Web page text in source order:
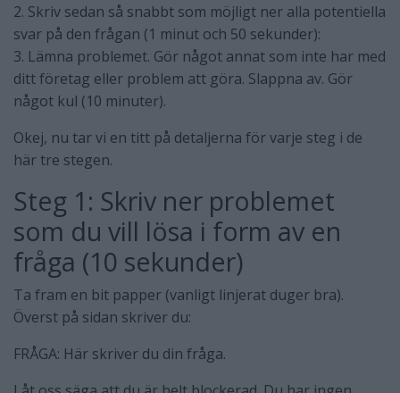
2. Skriv sedan så snabbt som möjligt ner alla potentiella
svar på den frågan (1 minut och 50 sekunder):
3. Lämna problemet. Gör något annat som inte har med
ditt företag eller problem att göra. Slappna av. Gör
något kul (10 minuter).
Okej, nu tar vi en titt på detaljerna för varje steg i de
här tre stegen.
Steg 1: Skriv ner problemet
som du vill lösa i form av en
fråga (10 sekunder)
Ta fram en bit papper (vanligt linjerat duger bra).
Överst på sidan skriver du:
FRÅGA: Här skriver du din fråga.